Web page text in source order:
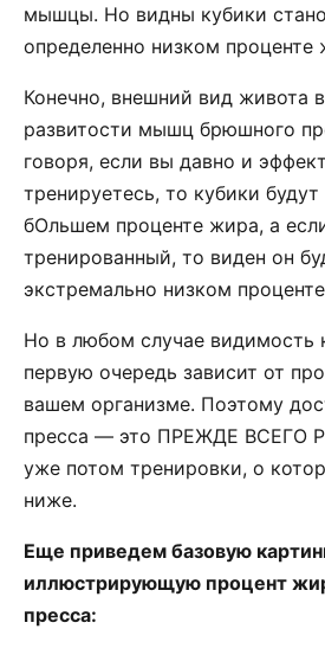
мышцы. Но видны кубики
определенно низком проценте
Конечно, внешний вид живота
развитости мышц брюшного
говоря, если вы давно и
тренируетесь, то кубики
бОльшем проценте жира, а
тренированный, то виден он
экстремально низком
Но в любом случае видимость
первую очередь зависит от
вашем организме. Поэтому
пресса — это ПРЕЖДЕ ВСЕГО
уже потом тренировки, о
ниже.
Еще приведем базовую
иллюстрирующую процент
пресса: